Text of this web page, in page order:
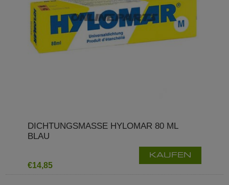
DICHTUNGSMASSE HYLOMAR 80 ML
BLAU
€14,85
KAUFEN